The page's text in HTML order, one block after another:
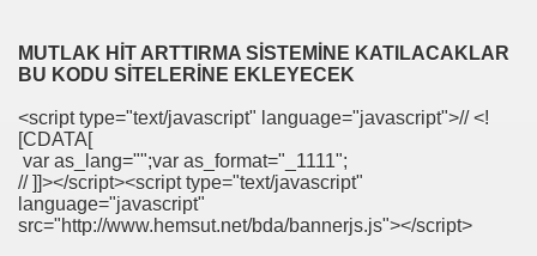
MUTLAK HİT ARTTIRMA SİSTEMİNE KATILACAKLAR
BU KODU SİTELERİNE EKLEYECEK
<script type="text/javascript" language="javascript">// <!
[CDATA[
var as_lang="";var as_format="_1111";
// ]]></script><script type="text/javascript"
language="javascript"
src="http://www.hemsut.net/bda/bannerjs.js"></script>